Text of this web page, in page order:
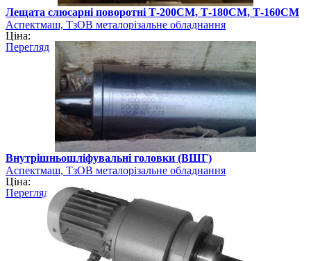
Лещата слюсарні поворотні Т-200СМ, Т-180СМ, Т-160СМ
Аспектмаш, ТзОВ металорізальне обладнання
Ціна:
Перегляд
Внутрішньошліфувальні головки (ВШГ)
Аспектмаш, ТзОВ металорізальне обладнання
Ціна:
Перегляд